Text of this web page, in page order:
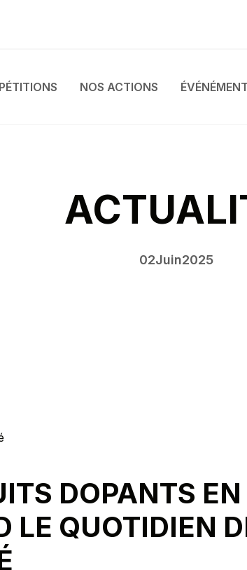
NOS ACTIONS
02Juin2025
DOPANTS
LE QUOTIDIEN